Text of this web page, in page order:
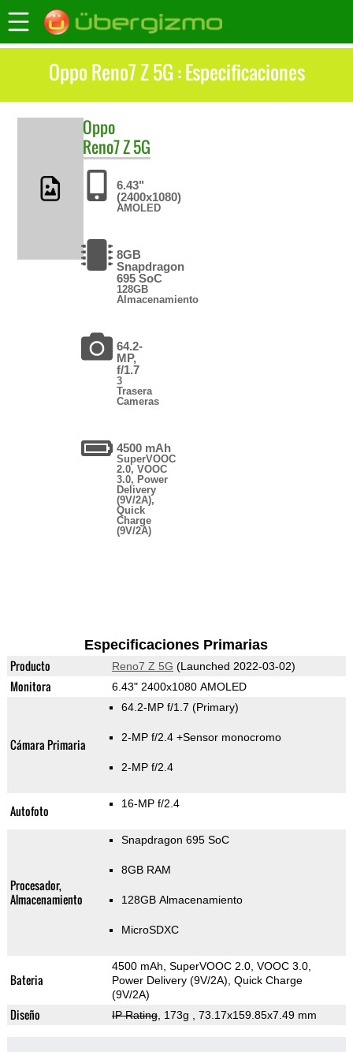
Oppo Reno7 Z 5G : Especificaciones
Oppo
Reno7 Z 5G
6.43"
(2400x1080)
AMOLED
8GB
Snapdragon
695 SoC
128GB
Almacenamiento
64.2-
MP,
f/1.7
3
Trasera
Cameras
4500 mAh
SuperVOOC
2.0, VOOC
3.0, Power
Delivery
(9V/2A),
Quick
Charge
(9V/2A)
Especificaciones Primarias
Producto Reno7 Z 5G (Launched 2022-03-02)
Monitora 6.43" 2400x1080 AMOLED
Cámara Primaria
64.2-MP f/1.7 (Primary)
2-MP f/2.4 +Sensor monocromo
2-MP f/2.4
Autofoto 16-MP f/2.4
Procesador,
Almacenamiento
Snapdragon 695 SoC
8GB RAM
128GB Almacenamiento
MicroSDXC
Bateria
4500 mAh, SuperVOOC 2.0, VOOC 3.0,
Power Delivery (9V/2A), Quick Charge
(9V/2A)
Diseño IP Rating, 173g , 73.17x159.85x7.49 mm